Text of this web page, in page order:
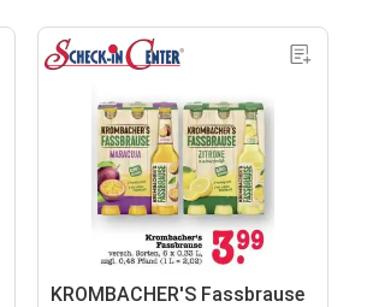
KROMBACHER'S Fassbrause